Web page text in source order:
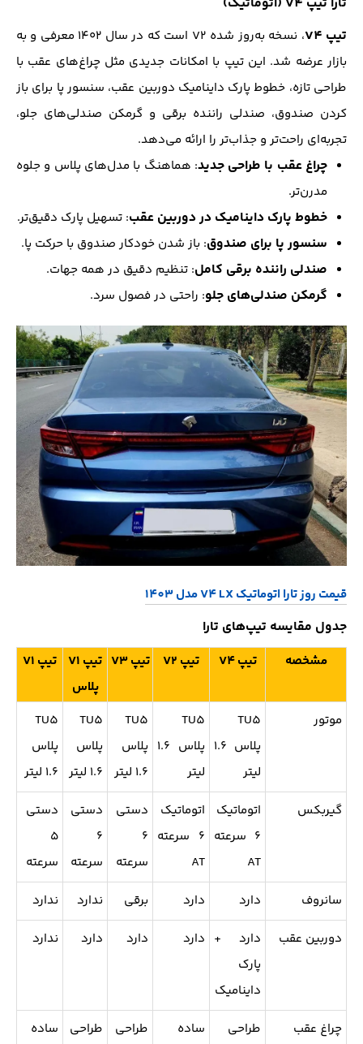
تیپ V4
، نسخه به‌روز شده V2 است که در سال ۱۴۰۲ معرفی و به
بازار عرضه شد. این تیپ با امکانات جدیدی مثل چراغ‌های عقب با
طراحی تازه، خطوط پارک داینامیک دوربین عقب، سنسور پا برای باز
کردن صندوق، صندلی راننده برقی و گرمکن صندلی‌های جلو،
تجربه‌ای راحت‌تر و جذاب‌تر را ارائه می‌دهد.
چراغ عقب با طراحی جدید: هماهنگ با مدل‌های پلاس و جلوه
مدرن‌تر.
خطوط پارک داینامیک در دوربین عقب: تسهیل پارک دقیق‌تر.
سنسور پا برای صندوق: باز شدن خودکار صندوق با حرکت پا.
صندلی راننده برقی کامل: تنظیم دقیق در همه جهات.
گرمکن صندلی‌های جلو: راحتی در فصول سرد.
قیمت روز تارا اتوماتیک V4 LX مدل 1403
جدول مقایسه تیپ‌های تارا
تیپ V1
تیپ V1
پلاس
تیپ V3 تیپ V2 تیپ V4 مشخصه
TU5
پلاس
۱.۶ لیتر
TU5
پلاس
۱.۶ لیتر
TU5
پلاس
۱.۶ لیتر
TU5
پلاس ۱.۶
لیتر
TU5
پلاس ۱.۶
لیتر
موتور
دستی
۵
سرعته
دستی
۶
سرعته
دستی
۶
سرعته
اتوماتیک
۶ سرعته
AT
اتوماتیک
۶ سرعته
AT
گیربکس
ندارد ندارد برقی دارد دارد سانروف
ندارد دارد دارد دارد دارد +
پارک
داینامیک
دوربین عقب
ساده
طراحی
طراحی
ساده
طراحی
چراغ عقب